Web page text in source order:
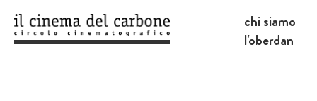
chi siamo
l'oberdan